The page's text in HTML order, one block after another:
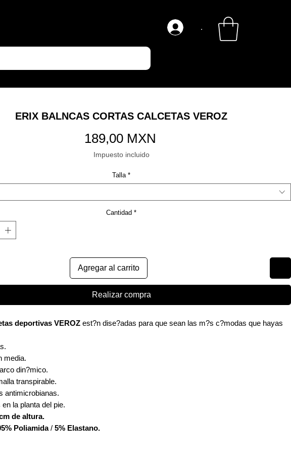
.
ERIX BALNCAS CORTAS CALCETAS VEROZ
189,00 MXN
Impuesto incluido
Talla *
Cantidad *
Agregar al carrito
Realizar compra
deportivas VEROZ est?n dise?adas para que sean las m?s c?modas que hayas
media.
din?mico.
transpirable.
antimicrobianas.
la planta del pie.
de altura.
Poliamida/ 5% Elastano.